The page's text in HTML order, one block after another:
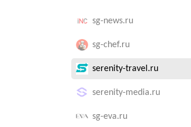
sg-news.ru
sg-chef.ru
serenity-travel.ru
serenity-media.ru
sg-eva.ru